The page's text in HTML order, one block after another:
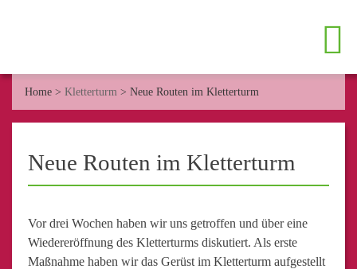
Home > Kletterturm > Neue Routen im Kletterturm
Neue Routen im Kletterturm
Vor drei Wochen haben wir uns getroffen und über eine
Wiedereröffnung des Kletterturms diskutiert. Als erste
Maßnahme haben wir das Gerüst im Kletterturm aufgestellt